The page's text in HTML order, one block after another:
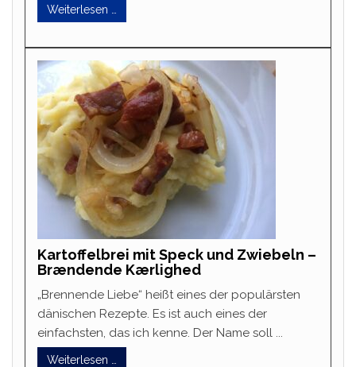
Weiterlesen …
Kartoffelbrei mit Speck und Zwiebeln –
Brændende Kærlighed
„Brennende Liebe“ heißt eines der populärsten
dänischen Rezepte. Es ist auch eines der
einfachsten, das ich kenne. Der Name soll ...
Weiterlesen …